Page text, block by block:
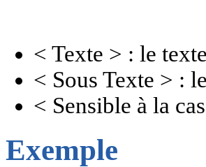
< Texte > : le
< Sous Texte > :
< Sensible à la
Exemple